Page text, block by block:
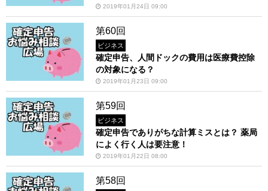
2019年01月24日 09:00
第60回
ビジネス
確定申告、人間ドックの費用は医療費控除
の対象になる？
2019年01月23日 09:00
第59回
ビジネス
確定申告でありがちな計算ミスとは？ 薬局
によく行く人は要注意！
2019年01月22日 08:00
第58回